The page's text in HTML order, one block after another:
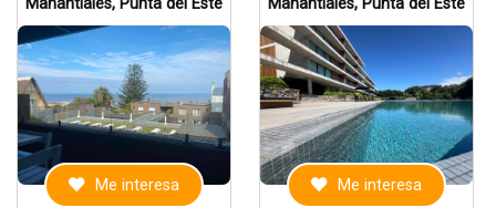
INGRESAR
Olvidé mi clave Registro
Manantiales, Punta del Este
Me interesa
Manantiales, Punta del Este
Me interesa